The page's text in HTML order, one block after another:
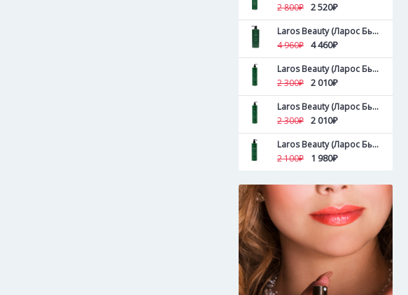
2 800₽ 2 520₽
Laros Beauty (Ларос Бьюти ) Увлажняющий кондиционер Lavender Blossom Conditioner 1000 мл
4 960₽ 4 460₽
Laros Beauty (Ларос Бьюти ) Объемообразующий кондиционер Lemon Tree Conditioner 500 мл
2 300₽ 2 010₽
Laros Beauty (Ларос Бьюти ) Тонизирующий кондиционер Tea Tree Conditioner 500 мл
2 300₽ 2 010₽
Laros Beauty (Ларос Бьюти ) Тонизирующий кондиционер Tea Tree Conditioner 300 мл
2 100₽
1 980₽